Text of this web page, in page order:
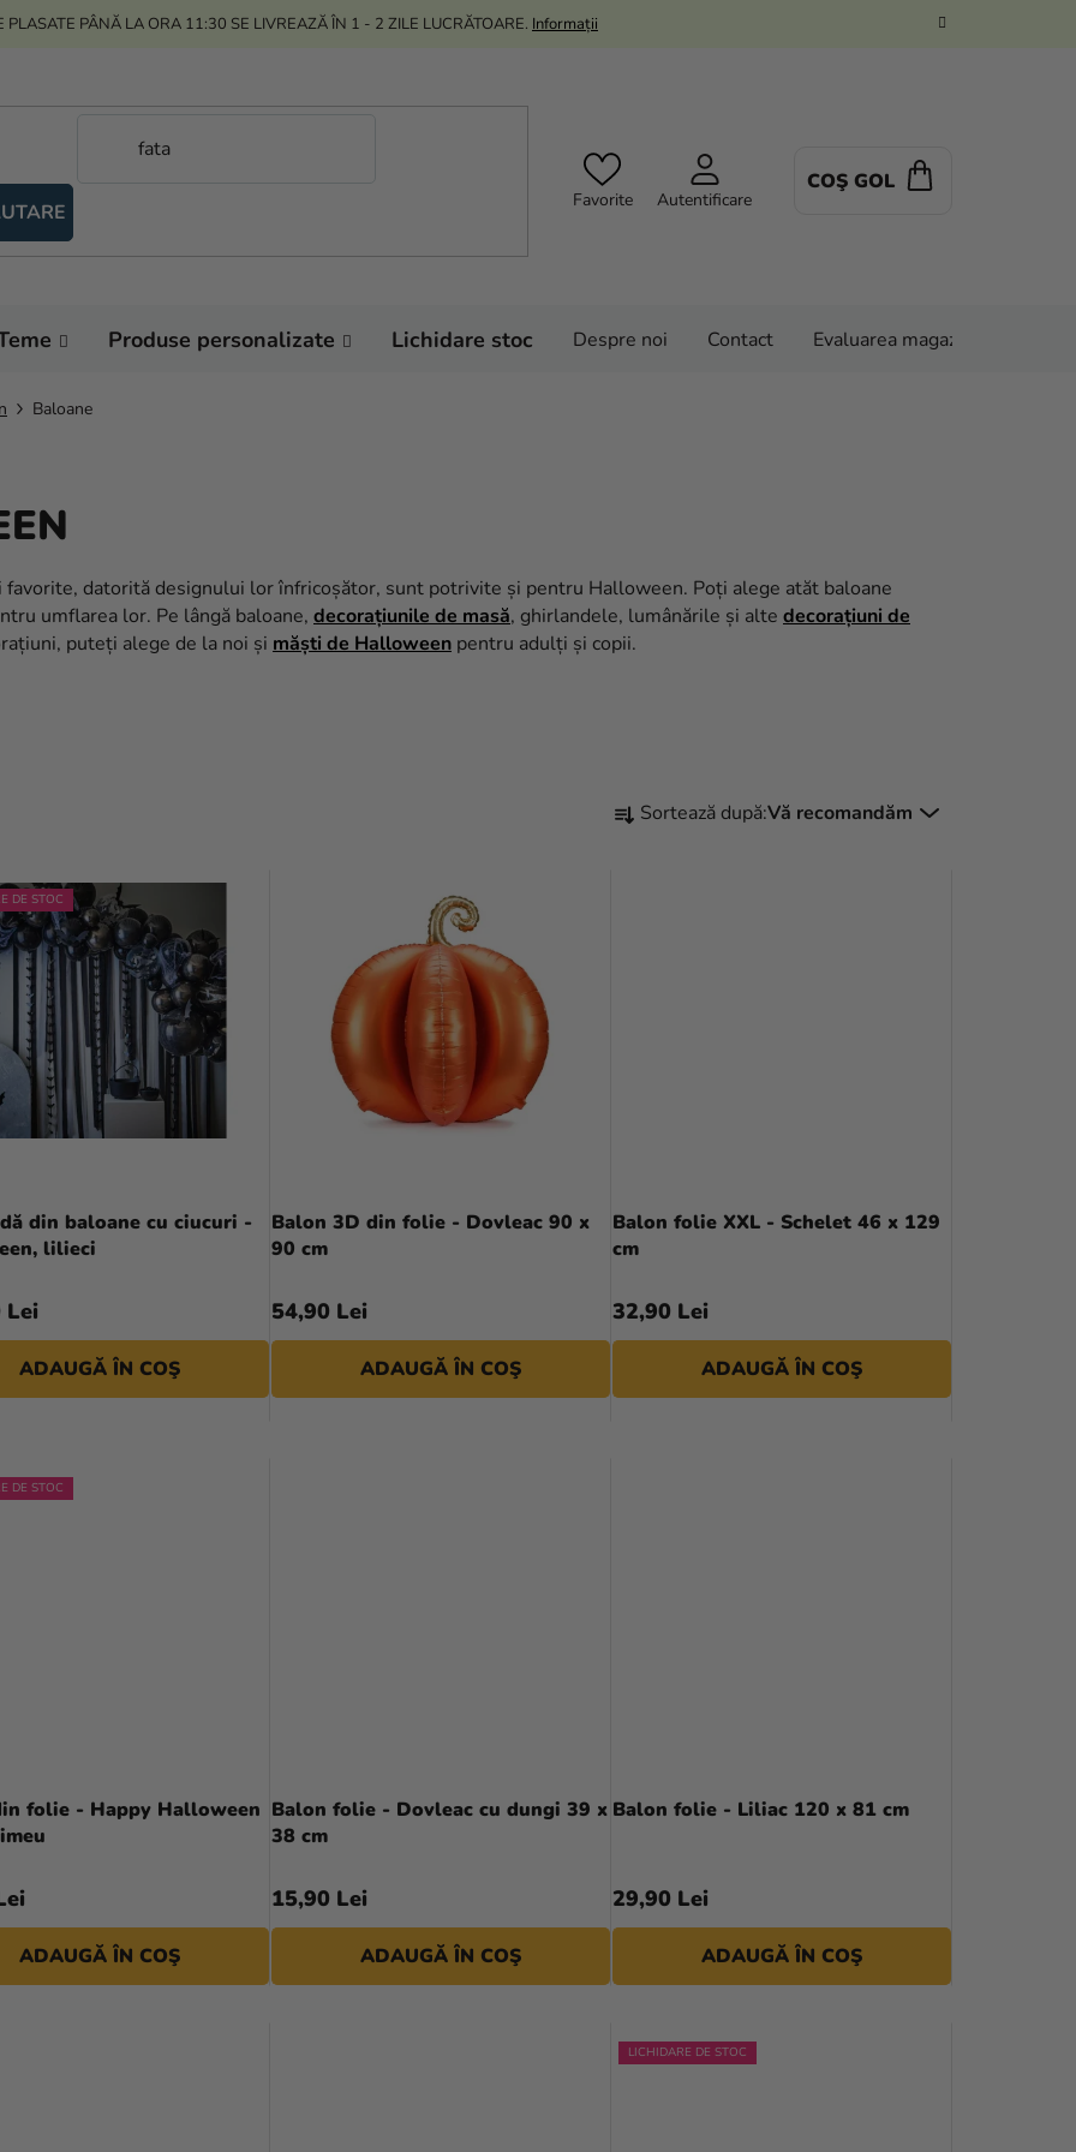
PLASATE PÂNĂ LA ORA 11:30 SE LIVREAZĂ ÎN 1 - 2 ZILE LUCRĂTOARE. Informații
Favorite Autentificare
COŞ GOL
Produse personalizate Lichidare stoc Despre noi Contact Evaluarea magazinului
Baloane
favorite, datorită designului lor înfricoșător, sunt potrivite și pentru Halloween. Poți alege atăt baloane
umflarea lor. Pe lângă baloane, decorațiunile de masă, ghirlandele, lumânările și alte decorațiuni de
puteți alege de la noi și măști de Halloween pentru adulți și copii.
S
P
R
O
D
U
Sortează după:Vă recomandăm
DE STOC
din baloane cu ciucuri -
lilieci
Lei
ADAUGĂ ÎN COŞ
Balon 3D din folie - Dovleac 90 x
90 cm
54,90 Lei
ADAUGĂ ÎN COŞ
Balon folie XXL - Schelet 46 x 129
cm
32,90 Lei
ADAUGĂ ÎN COŞ
DE STOC
folie - Happy Halloween
ADAUGĂ ÎN COŞ
Balon folie - Dovleac cu dungi 39 x
38 cm
15,90 Lei
ADAUGĂ ÎN COŞ
Balon folie - Liliac 120 x 81 cm
29,90 Lei
ADAUGĂ ÎN COŞ
LICHIDARE DE STOC